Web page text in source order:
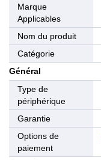
Marque
Applicables
Nom du produit
Catégorie
Général
Type de
périphérique
Garantie
Options de
paiement